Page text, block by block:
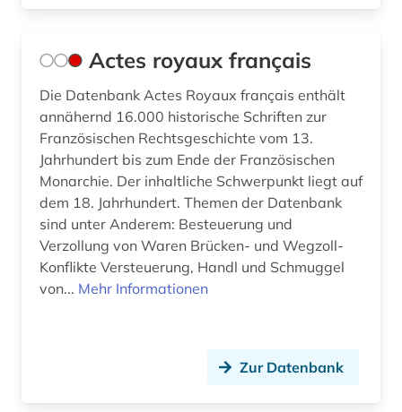
bundesregierung (1)
bundesrepublik deutschland (1)
bundesrichtergesetz (1)
bundessozialgericht (2)
bundestag (2)
bundesverfassungsgericht (5)
Actes royaux français
Die Datenbank Actes Royaux français enthält
annähernd 16.000 historische Schriften zur
Französischen Rechtsgeschichte vom 13.
Jahrhundert bis zum Ende der Französischen
Monarchie. Der inhaltliche Schwerpunkt liegt auf
dem 18. Jahrhundert. Themen der Datenbank
sind unter Anderem: Besteuerung und
Verzollung von Waren Brücken- und Wegzoll-
Konflikte Versteuerung, Handl und Schmuggel
von... Mehr Informationen
Zur Datenbank